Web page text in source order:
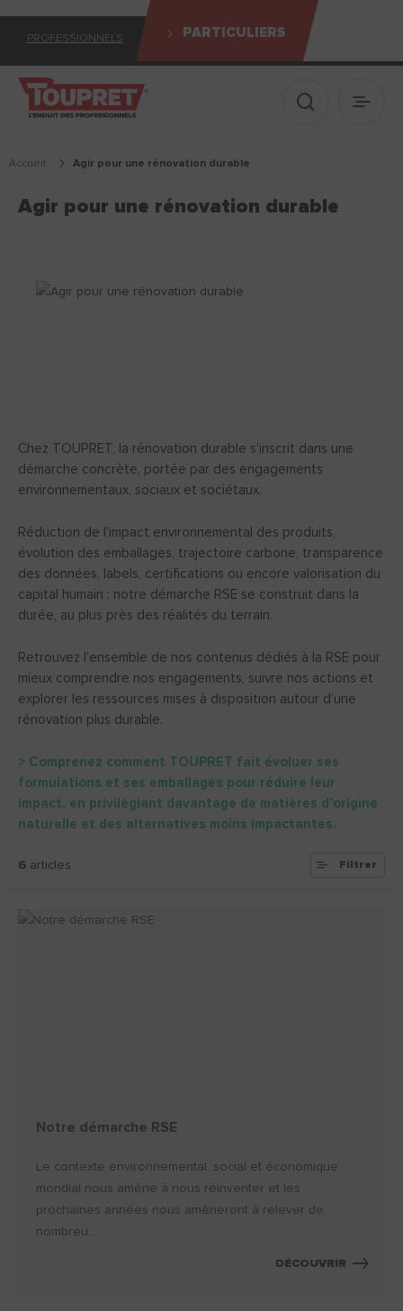
PROFESSIONNELS PARTICULIERS
Afficher le
Accueil agir pour une rénovation durable
Agir pour une rénovation durable
Chez TOUPRET, la rénovation durable s’inscrit dans une
démarche concrète, portée par des engagements
environnementaux, sociaux et sociétaux.
Réduction de l’impact environnemental des produits,
évolution des emballages, trajectoire carbone, transparence
des données, labels, certifications ou encore valorisation du
capital humain : notre démarche RSE se construit dans la
durée, au plus près des réalités du terrain.
Retrouvez l’ensemble de nos contenus dédiés à la RSE pour
mieux comprendre nos engagements, suivre nos actions et
explorer les ressources mises à disposition autour d’une
rénovation plus durable.
> Comprenez comment TOUPRET fait évoluer ses
formulations et ses emballages pour réduire leur
impact, en privilégiant davantage de matières d’origine
naturelle et des alternatives moins impactantes.
6 articles Filtrer
Notre démarche RSE
Le contexte environnemental, social et économique
mondial nous amène à nous réinventer et les
prochaines années nous amèneront à relever de
nombreu...
DÉCOUVRIR